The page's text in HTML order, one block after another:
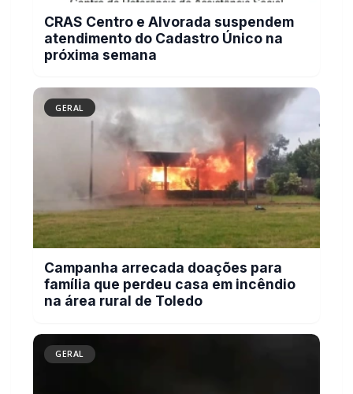
GERAL
Campanha arrecada doações para
família que perdeu casa em incêndio
na área rural de Toledo
GERAL